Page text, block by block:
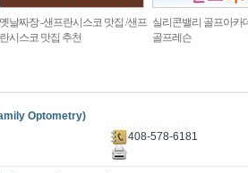
옛날짜장 -샌프란시스코 맛집 /샌프
란시스코 맛집 추천
실리콘밸리 골프아카
골프레슨
Optometry)
408-578-6181